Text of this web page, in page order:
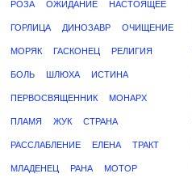
РОЗА ОЖИДАНИЕ НАСТОЯЩЕЕ
ГОРЛИЦА ДИНОЗАВР ОЧИЩЕНИЕ
МОРЯК ГАСКОНЕЦ РЕЛИГИЯ
БОЛЬ ШЛЮХА ИСТИНА
ПЕРВОСВЯЩЕННИК МОНАРХ
ПЛАМЯ ЖУК СТРАНА
РАССЛАБЛЕНИЕ ЕЛЕНА ТРАКТ
МЛАДЕНЕЦ РАНА МОТОР